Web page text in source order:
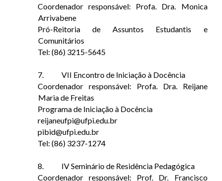
Coordenador responsável: Profa. Dra. Monica
Arrivabene
Pró-Reitoria de Assuntos Estudantis e
Comunitários
Tel: (86) 3215-5645
7.
VII Encontro de Iniciação à Docência
Coordenador responsável: Profa. Dra. Reijane
Maria de Freitas
Programa de Iniciação à Docência
reijaneufpi@ufpi.edu.br
pibid@ufpi.edu.br
Tel: (86) 3237-1274
8.
IV Seminário de Residência Pedagógica
Coordenador responsável: Prof. Dr. Francisco